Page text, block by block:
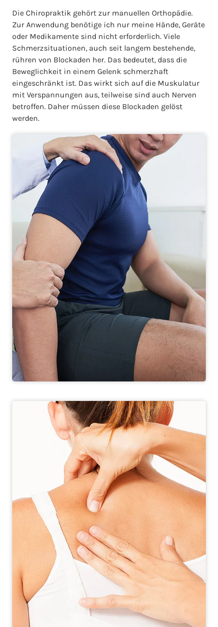
Die Chiropraktik gehört zur manuellen Orthopädie.
Zur Anwendung benötige ich nur meine Hände, Geräte
oder Medikamente sind nicht erforderlich. Viele
Schmerzsituationen, auch seit langem bestehende,
rühren von Blockaden her. Das bedeutet, dass die
Beweglichkeit in einem Gelenk schmerzhaft
eingeschränkt ist. Das wirkt sich auf die Muskulatur
mit Verspannungen aus, teilweise sind auch Nerven
betroffen. Daher müssen diese Blockaden gelöst
werden.